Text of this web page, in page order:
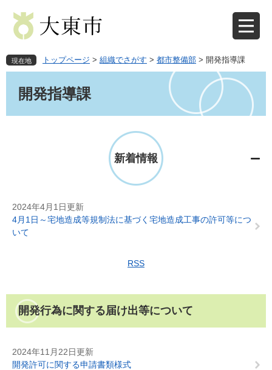
先
頭
を
飛
現在地 トップページ > 組織でさがす > 都市整備部 > 開発指導課
開発指導課
新着情報
2024年4月1日更新
4月1日～宅地造成等規制法に基づく宅地造成工事の許可等につ
いて
RSS
開発行為に関する届け出等について
2024年11月22日更新
開発許可に関する申請書類様式